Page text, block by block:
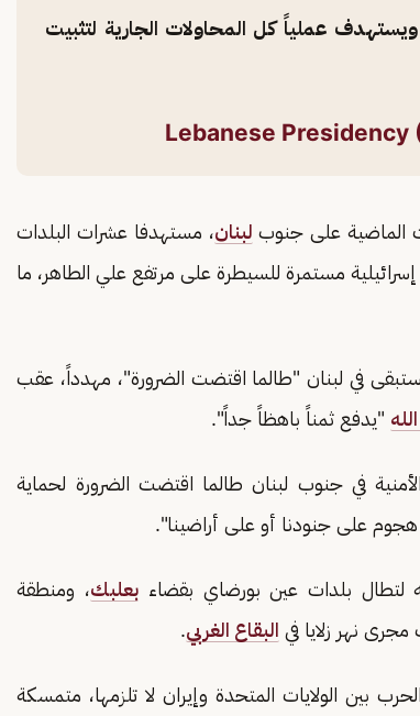
عملياً كل المحاولات الجارية لتثبيت
الماضية على جنوب لبنان، مستهدفا عشرات البلدات
مستمرة للسيطرة على مرتفع علي الطاهر، ما
في لبنان "طالما اقتضت الضرورة"، مهدداً، عقب
"يدفع ثمناً باهظاً جداً".
في جنوب لبنان طالما اقتضت الضرورة لحماية
على جنودنا أو على أراضينا".
لتطال بلدات عين بورضاي بقضاء بعلبك، ومنطقة
نهر زلايا في البقاع الغربي.
بين الولايات المتحدة وإيران لا تلزمها، متمسكة